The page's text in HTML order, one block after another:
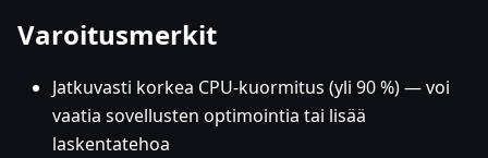
Varoitusmerkit
Jatkuvasti korkea CPU-kuormitus (yli 90 %) — voi
vaatia sovellusten optimointia tai lisää
laskentatehoa